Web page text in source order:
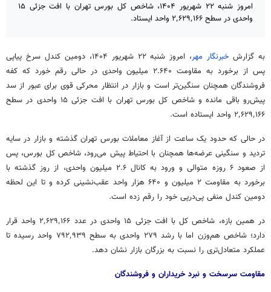
امروز شنبه ۲۲ شهریور ۱۴۰۴، شاخص کل بورس تهران با افت جزئی ۱۵
واحدی در سطح ۲٬۶۲۹٬۱۶۶ واحد ایستاد.
به گزارشخبرنگار مهر، امروز شنبه ۲۲ شهریور ۱۴۰۴، دومین کندل سرخ پیاپی
پس از برخورد به مقاومت ۲.۶۴۰ میلیون واحدی در حالی رقم خورد که
کفه
فروشندگان همچنان سنگین‌تر است و بازار در انتظار محرکی قوی برای عبور از سد
پیش‌رو باقی مانده و شاخص کل بورس تهران با افت جزئی ۱۵ واحدی در سطح
۲٬۶۲۹٬۱۶۶ واحد ایستاده است.
در حالی که حدود یک ساعت از آغاز معاملات بورس تهران گذشته و بازار در سایه
تردید و سنگینی عرضه‌ها همچنان با احتیاط پیش می‌رود، شاخص کل بورس، پس
از صعود ۶ روزه متوالی و ورود به کانال ۲.۶ میلیون واحدی، از روز گذشته با
برخورد به مقاومت ۲ میلیون و ۶۴۰ هزار واحد عقب‌نشینی کرده و تا این لحظه
دومین کندل منفی پی‌درپی خود را رقم زده است.
در همین بازه، شاخص کل با افت جزئی ۱۵ واحدی در عدد ۲٬۶۲۹٬۱۶۶ واحد قرار
دارد؛ شاخص هم‌وزن اما با رشد ۲۷۹ واحدی به سطح ۷۹۲٬۹۳۹ واحد رسیده تا
عملکرد متعادل‌تری را نسبت به بزرگان بازار نشان دهد.
مقاومت سرسخت و نبرد خریداران و فروشندگان